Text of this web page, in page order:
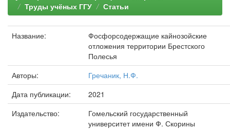
Труды учёных ГГУ
Статьи
Название:
Фосфорсодержащие кайнозойские
отложения территории Брестского
Полесья
Авторы:
Гречаник, Н.Ф.
Дата публикации:
2021
Издательство:
Гомельский государственный
университет имени Ф. Скорины